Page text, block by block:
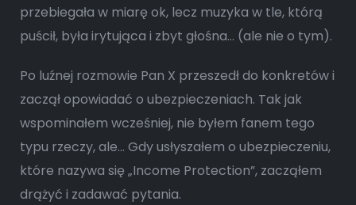
przebiegała w miarę ok, lecz muzyka w tle, którą
puścił, była irytująca i zbyt głośna… (ale nie o tym).
Po luźnej rozmowie Pan X przeszedł do konkretów i
zaczął opowiadać o ubezpieczeniach. Tak jak
wspominałem wcześniej, nie byłem fanem tego
typu rzeczy, ale… Gdy usłyszałem o ubezpieczeniu,
które nazywa się „Income Protection”, zacząłem
drążyć i zadawać pytania.